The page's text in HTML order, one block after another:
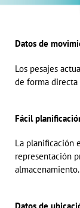
Datos de
Los pesajes
de forma directa
Fácil
La planificación
representación
almacenamiento.